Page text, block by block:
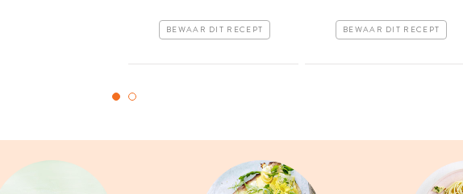
BEWAAR DIT RECEPT BEWAAR DIT RECEPT